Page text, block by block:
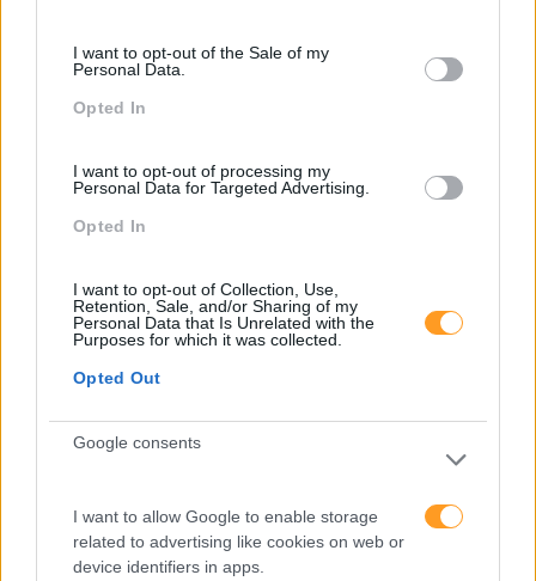
I want to opt-out of the Sale of my
Personal Data.
Opted In
I want to opt-out of processing my
Personal Data for Targeted Advertising.
Opted In
I want to opt-out of Collection, Use,
Retention, Sale, and/or Sharing of my
Personal Data that Is Unrelated with the
Purposes for which it was collected.
Opted Out
Google consents
I want to allow Google to enable storage
related to advertising like cookies on web or
device identifiers in apps.
Comunicação
Desenvolvimento De Competências
Entrevista
Inglês
Keep In Mind
Mudança
Perspetivas